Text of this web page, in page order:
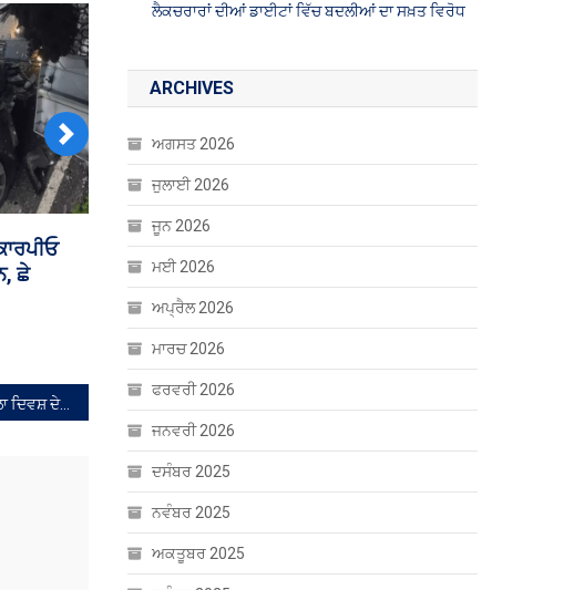
117
ਕੇ.ਪੀ.
Next
ਅੰਤਰ ਰਾਸ਼ਟਰੀ ਮਹਿਲਾ ਦਿਵਸ਼ ਦੇ ਮੌਕੇ ਤੇ ਮਹਿਲਾ ਤਾਲਮੇਲ ਸੰਘਰਸ਼ ਕਮੇਟੀ ਵੱਲੋਂ ਔਰਤ ਵਿਰੋਧੀ ਨੀਤੀਆਂ ਵਿਰੁੱਧ ਕੀਤਾ ਰੋਸ ਪ੍ਰਦਰਸ਼ਨ
ਲੈਕਚਰਾਰਾਂ ਦੀਆਂ ਡਾਈਟਾਂ ਵਿੱਚ ਬਦਲੀਆਂ ਦਾ ਸਖ਼ਤ ਵਿਰੋਧ
ARCHIVES
ਅਗਸਤ 2026
ਜੁਲਾਈ 2026
ਜੂਨ 2026
ਮਈ 2026
ਅਪ੍ਰੈਲ 2026
ਮਾਰਚ 2026
ਫਰਵਰੀ 2026
ਜਨਵਰੀ 2026
ਦਸੰਬਰ 2025
ਨਵੰਬਰ 2025
ਅਕਤੂਬਰ 2025